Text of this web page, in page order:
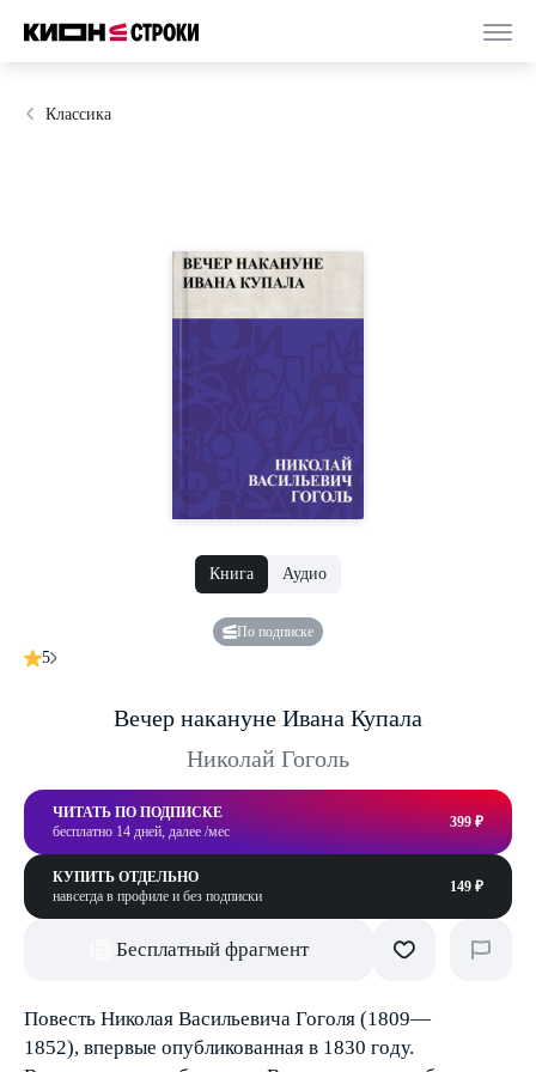
Классика
Книга Аудио
По подписке
5
Вечер накануне Ивана Купала
Николай Гоголь
ЧИТАТЬ ПО ПОДПИСКЕ
бесплатно 14 дней, далее /мес
399 ₽
КУПИТЬ ОТДЕЛЬНО
навсегда в профиле и без подписки
149 ₽
Бесплатный фрагмент
Повесть Николая Васильевича Гоголя (1809—
1852), впервые опубликованная в 1830 году.